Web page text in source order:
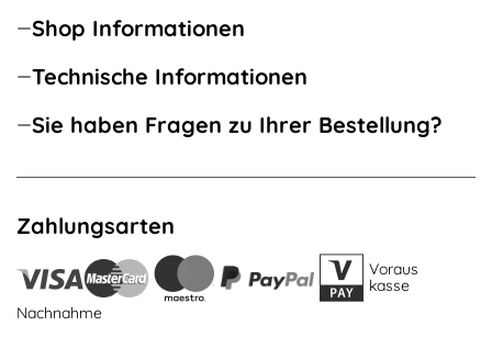
Shop Informationen
Technische Informationen
Sie haben Fragen zu Ihrer Bestellung?
Zahlungsarten
Voraus
kasse
Nachnahme